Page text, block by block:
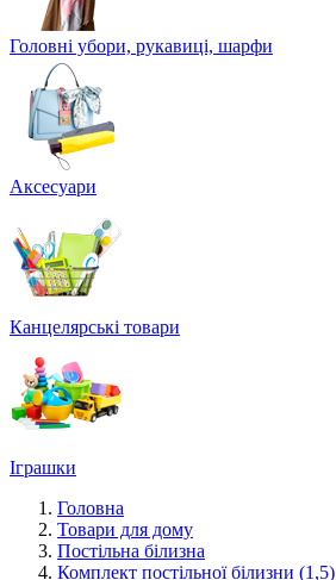
Головні убори, рукавиці, шарфи
Аксесуари
Канцелярські товари
Іграшки
Головна
Товари для дому
Постільна білизна
Комплект постільної білизни (1,5)